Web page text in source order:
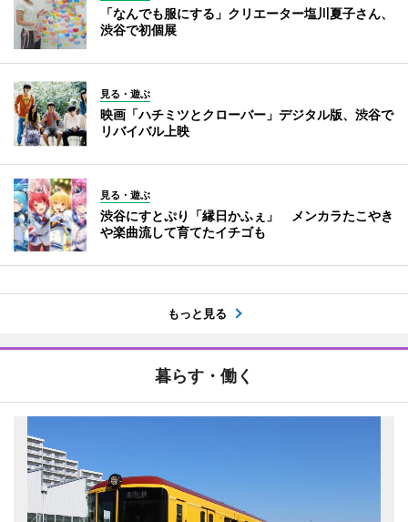
「なんでも服にする」クリエーター塩川夏子さん、
渋谷で初個展
見る・遊ぶ
映画「ハチミツとクローバー」デジタル版、渋谷で
リバイバル上映
見る・遊ぶ
渋谷にすとぷり「縁日かふぇ」 メンカラたこやき
や楽曲流して育てたイチゴも
もっと見る
暮らす・働く